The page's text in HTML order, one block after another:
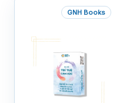
GNH Books